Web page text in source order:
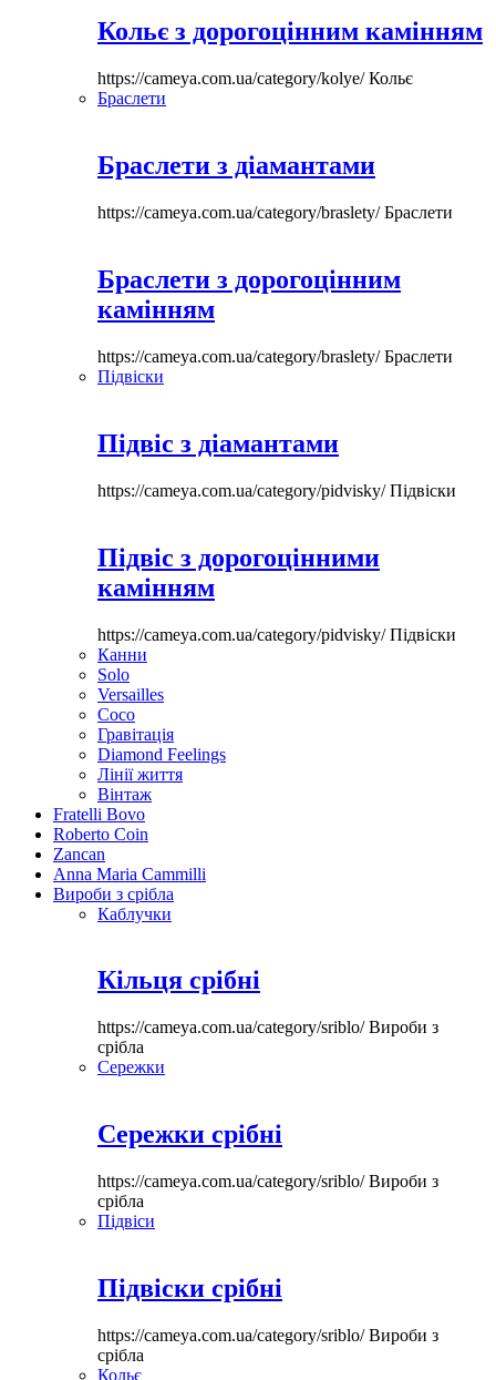
Кольє з дорогоцінним камінням
https://cameya.com.ua/category/kolye/Кольє
Браслети
Браслети з діамантами
https://cameya.com.ua/category/braslety/Браслети
Браслети з дорогоцінним
камінням
https://cameya.com.ua/category/braslety/Браслети
Підвіски
Підвіс з діамантами
https://cameya.com.ua/category/pidvisky/Підвіски
Підвіс з дорогоцінними
камінням
https://cameya.com.ua/category/pidvisky/Підвіски
Канни
Solo
Versailles
Coco
Гравітація
Diamond Feelings
Лінії життя
Вінтаж
Fratelli Bovo
Roberto Coin
Zancan
Anna Maria Cammilli
Вироби з срібла
Каблучки
Кільця срібні
https://cameya.com.ua/category/sriblo/Вироби з
срібла
Сережки
Сережки срібні
https://cameya.com.ua/category/sriblo/Вироби з
срібла
Підвіси
Підвіски срібні
https://cameya.com.ua/category/sriblo/Вироби з
срібла
Кольє